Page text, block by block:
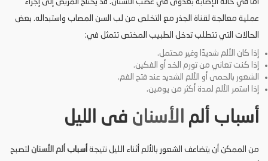
أما في حالة الإصابة بعدوى في عصب الأسنان. قد يحتاج المريض إلى إجراء
عملية معالجة لقناة الجذر مع التخلص من لب السن المصاب واستبداله. بعض
الحالات التي تتطلب تدخل الطبيب المختص تتمثل في:
إذا كان الألم شديدًا وغير محتمل.
إذا كنت تعاني من تورم الخد أو الفكين.
الشعور بالحمى أو الألم الشديد عند فتح الفم.
إذا استمر الألم لمدة أكثر من يومين.
أسباب ألم الأسنان فى الليل
من الممكن أن يتضاعف الشعور بالألم أثناء الليل نتيجة أسباب ألم الأسنان لتصبح